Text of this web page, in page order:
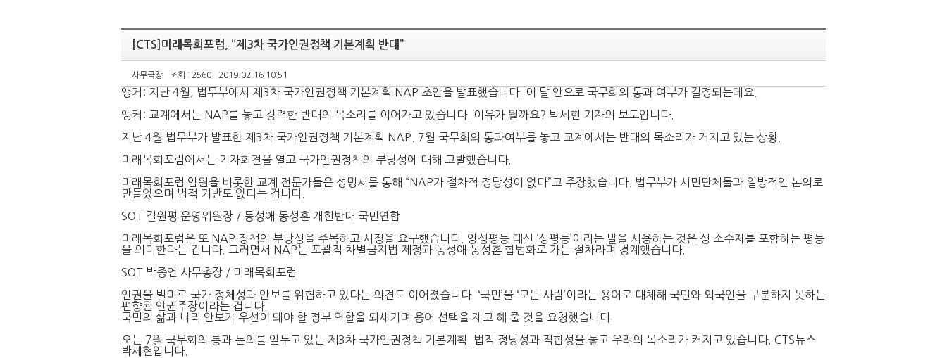
[CTS]미래목회포럼, “제3차 국가인권정책 기본계획 반대”
사무국장 조회 : 2560 2019.02.16 10:51
앵커: 지난 4월, 법무부에서 제3차 국가인권정책 기본계획 NAP 초안을 발표했습니다. 이 달 안으로 국무회의 통과 여부가 결정되는데요.
앵커: 교계에서는 NAP를 놓고 강력한 반대의 목소리를 이어가고 있습니다. 이유가 뭘까요? 박세현 기자의 보도입니다.
지난 4월 법무부가 발표한 제3차 국가인권정책 기본계획 NAP. 7월 국무회의 통과여부를 놓고 교계에서는 반대의 목소리가 커지고 있는 상황.
미래목회포럼에서는 기자회견을 열고 국가인권정책의 부당성에 대해 고발했습니다.
미래목회포럼 임원을 비롯한 교계 전문가들은 성명서를 통해 “NAP가 절차적 정당성이 없다”고 주장했습니다. 법무부가 시민단체들과 일방적인 논의로
만들었으며 법적 기반도 없다는 겁니다.
SOT 길원평 운영위원장 / 동성애 동성혼 개헌반대 국민연합
미래목회포럼은 또 NAP 정책의 부당성을 주목하고 시정을 요구했습니다. 양성평등 대신 ‘성평등’이라는 말을 사용하는 것은 성 소수자를 포함하는 평등
을 의미한다는 겁니다. 그러면서 NAP는 포괄적 차별금지법 제정과 동성애 동성혼 합법화로 가는 절차라며 경계했습니다.
SOT 박종언 사무총장 / 미래목회포럼
인권을 빌미로 국가 정체성과 안보를 위협하고 있다는 의견도 이어졌습니다. ‘국민’을 ‘모든 사람’이라는 용어로 대체해 국민와 외국인을 구분하지 못하는
편향된 인권주장이라는 겁니다.
국민의 삶과 나라 안보가 우선이 돼야 할 정부 역할을 되새기며 용어 선택을 재고 해 줄 것을 요청했습니다.
오는 7월 국무회의 통과 논의를 앞두고 있는 제3차 국가인권정책 기본계획. 법적 정당성과 적합성을 놓고 우려의 목소리가 커지고 있습니다. CTS뉴스
박세현입니다.